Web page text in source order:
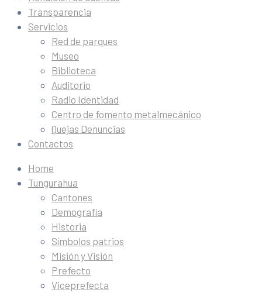
Transparencia
Servicios
Red de parques
Museo
Biblioteca
Auditorio
Radio Identidad
Centro de fomento metalmecánico
Quejas Denuncias
Contactos
Home
Tungurahua
Cantones
Demografía
Historia
Símbolos patrios
Misión y Visión
Prefecto
Viceprefecta